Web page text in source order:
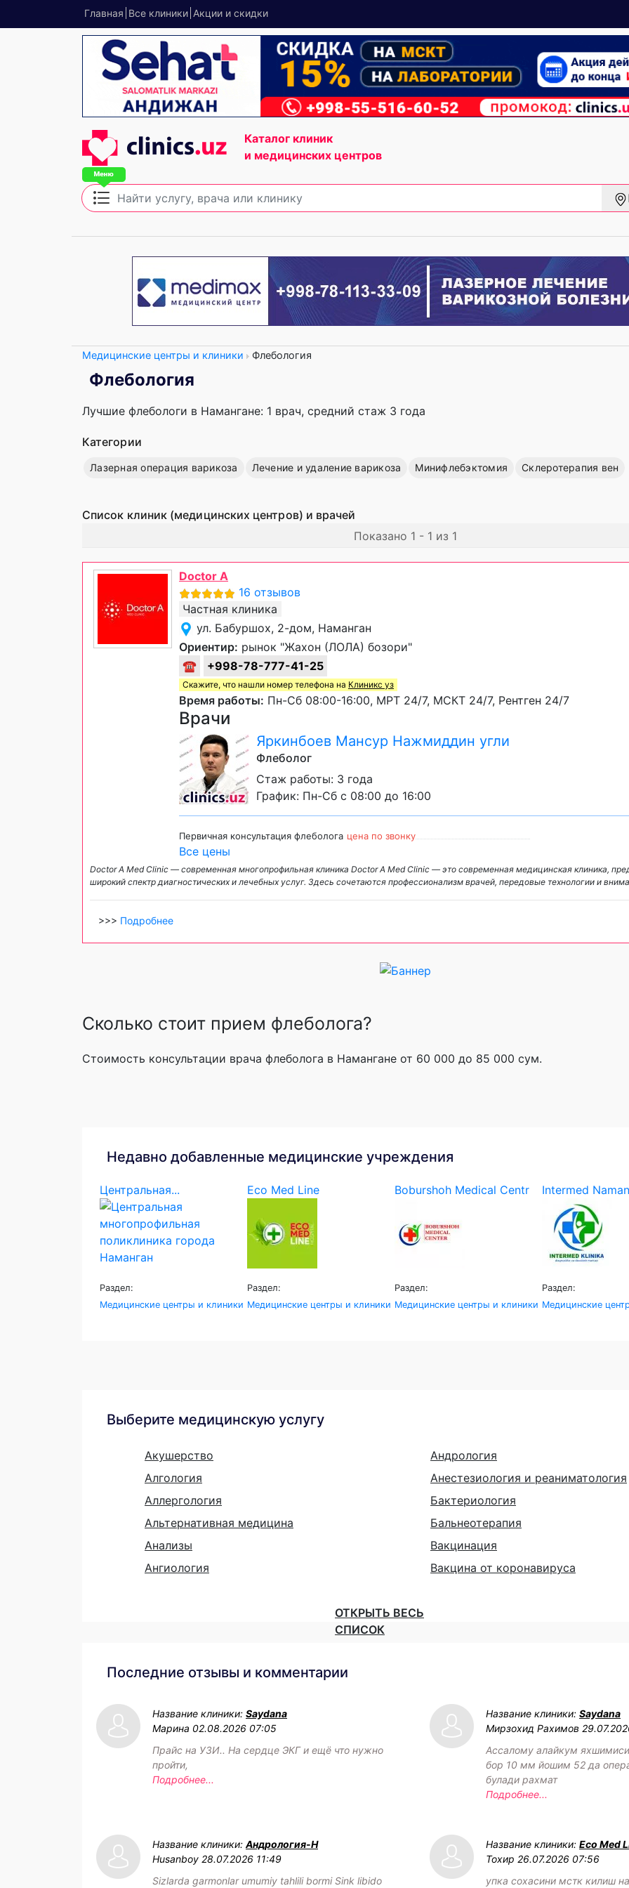
Главная Все клиники Акции и скидки
Каталог клиник
и медицинских центров
Медицинские центры и клиники Флебология
Флебология
Лучшие флебологи в Намангане: 1 врач, cредний стаж 3 года
Категории
Лазерная операция варикоза Лечение и удаление варикоза Минифлебэктомия Склеротерапия вен
Список клиник (медицинских центров) и врачей
Показано 1 - 1 из 1
Doctor A
16 отзывов
Частная клиника
ул. Бабуршох, 2-дом, Наманган
Ориентир: рынок "Жахон (ЛОЛА) бозори"
☎
+998-78-777-41-25
Скажите, что нашли номер телефона на Клиникс уз
Время работы: Пн-Сб 08:00-16:00, МРТ 24/7, МСКТ 24/7, Рентген 24/7
Врачи
Яркинбоев Мансур Нажмиддин угли
Флеболог
Стаж работы: 3 года
График: Пн-Сб с 08:00 до 16:00
Первичная консультация флеболога цена по звонку
Все цены
Doctor A Med Clinic — современная многопрофильная клиника Doctor A Med Clinic — это современная медицинская клиника,
широкий спектр диагностических и лечебных услуг. Здесь сочетаются профессионализм врачей, передовые технологии и
>>> Подробнее
Сколько стоит прием флеболога?
Стоимость консультации врача флеболога в Намангане от 60 000 до 85 000 сум.
Недавно добавленные медицинские учреждения
Центральная...
Раздел:
Медицинские центры и клиники
Eco Med Line
Раздел:
Медицинские центры и клиники
Boburshoh Medical Centr
Раздел:
Медицинские центры и клиники
Intermed
Раздел:
Медицинские
Выберите медицинскую услугу
Акушерство
Алгология
Аллергология
Альтернативная медицина
Анализы
Ангиология
Андрология
Анестезиология и реаниматология
Бактериология
Бальнеотерапия
Вакцинация
Вакцина от коронавируса
ОТКРЫТЬ ВЕСЬ
СПИСОК
Последние отзывы и комментарии
Название клиники: Saydana
Марина 02.08.2026 07:05
Прайс на УЗИ.. На сердце ЭКГ и ещё что нужно
пройти,
Подробнее...
Название клиники: Saydana
Мирзохид Рахимов
Ассалому алайкум
бор 10 мм йошим 52 да
булади рахмат
Подробнее...
Название клиники: Андрология-Н
Husanboy 28.07.2026 11:49
Sizlarda garmonlar umumiy tahlili bormi Sink libido
Название клиники: Eco Med
Тохир 26.07.2026 07:56
упка сохасини мстк килиш